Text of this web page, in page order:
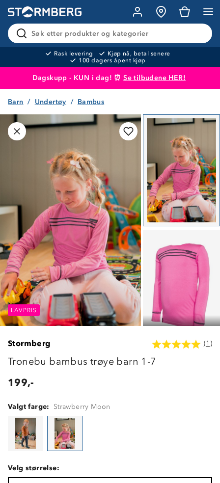
Søk etter produkter og kategorier
Rask levering
Kjøp nå, betal senere
100 dagers åpent kjøp
Dagskupp - KUN i dag! ⏰Se tilbudene HER!
Produktet er lagt i handlekurven
Barn Undertøy Bambus
LAVPRIS LAVPRIS
LAVPRIS
Stormberg (1)
Tronebu bambus trøye barn 1-7
199,-
Valgt farge: Strawberry Moon
Velg størrelse: